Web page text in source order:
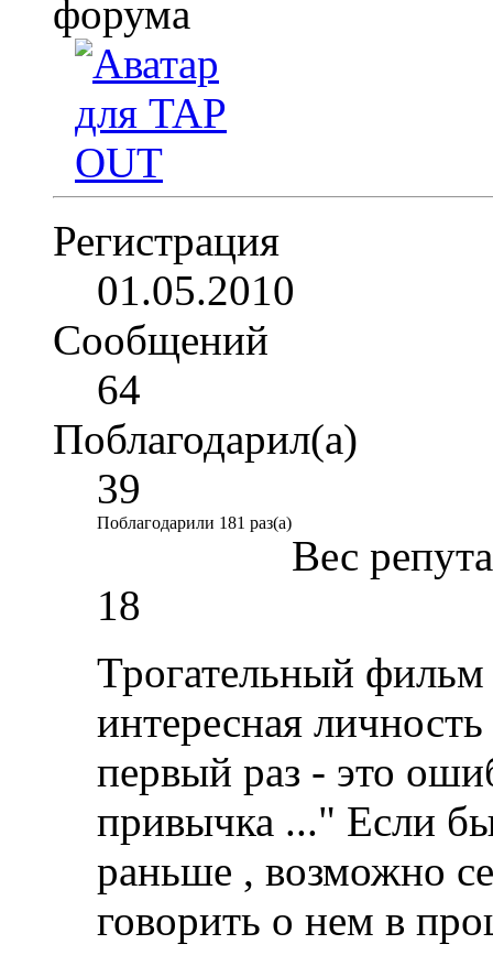
Регистрация
01.05.2010
Сообщений
64
Поблагодарил(а)
39
Поблагодарили 181 раз(а)
Вес
18
Трогательный
интересная
первый раз - это
привычка ..." Если
раньше , возможно
говорить о нем в